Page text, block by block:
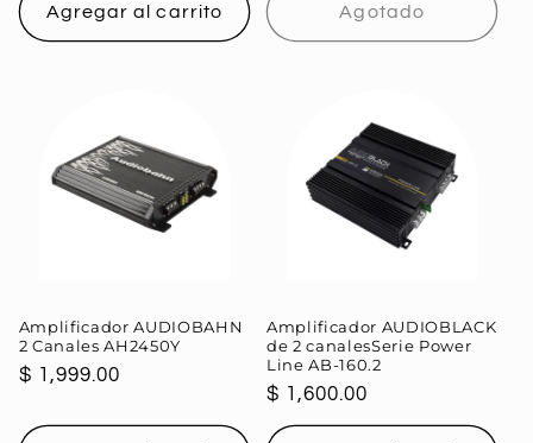
Agregar al carrito Agotado
Amplificador AUDIOBAHN
2 Canales AH2450Y
Precio
$ 1,999.00
Amplificador AUDIOBLACK
de 2 canalesSerie Power
Line AB-160.2
Precio
habitual
$ 1,600.00